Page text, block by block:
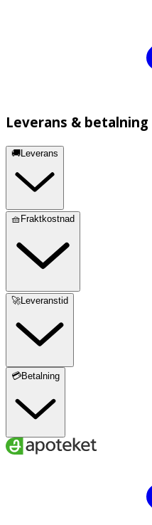
Leverans & betalning
🚚Leverans
🧺Fraktkostnad
🚀Leveranstid
💳Betalning